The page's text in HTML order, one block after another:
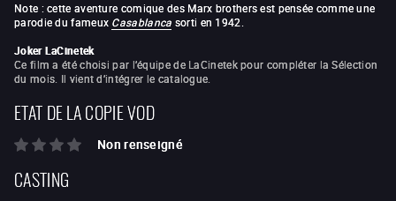
Note : cette aventure comique des Marx brothers est pensée comme une
parodie du fameux Casablanca sorti en 1942.
Joker LaCinetek
Ce film a été choisi par l’équipe de LaCinetek pour compléter la Sélection
du mois. Il vient d’intégrer le catalogue.
ETAT DE LA COPIE VOD
Non renseigné
CASTING